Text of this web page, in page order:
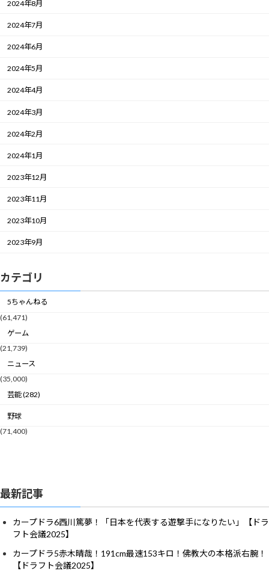
2024年8月
2024年7月
2024年6月
2024年5月
2024年4月
2024年3月
2024年2月
2024年1月
2023年12月
2023年11月
2023年10月
2023年9月
カテゴリ
5ちゃんねる
(61,471)
ゲーム
(21,739)
ニュース
(35,000)
芸能 (282)
野球
(71,400)
最新記事
カープドラ6西川篤夢！「日本を代表する遊撃手になりたい」【ドラ
フト会議2025】
カープドラ5赤木晴哉！191cm最速153キロ！佛教大の本格派右腕！
【ドラフト会議2025】